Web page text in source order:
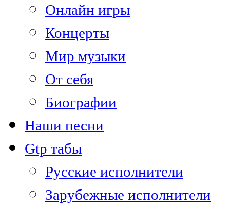
Онлайн игры
Концерты
Мир музыки
От себя
Биографии
Наши песни
Gtp табы
Русские исполнители
Зарубежные исполнители